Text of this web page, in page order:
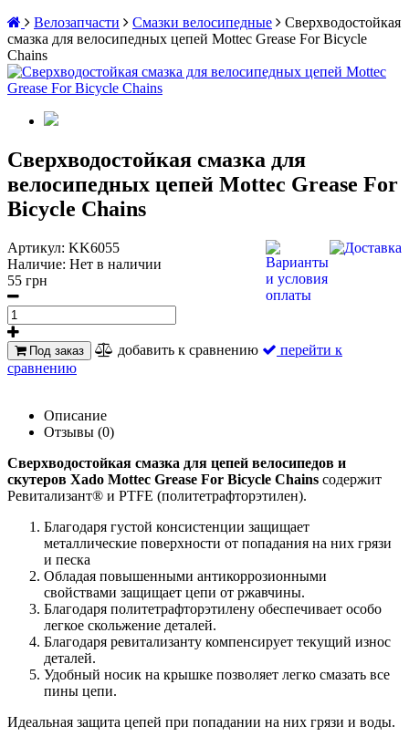
Велозапчасти
Смазки велосипедные
Сверхводостойкая
смазка для велосипедных цепей Mottec Grease For Bicycle
Chains
Сверхводостойкая смазка для
велосипедных цепей Mottec Grease For
Bicycle Chains
Артикул: KK6055
Наличие: Нет в наличии
55 грн
Под заказ добавить к сравнению
перейти к
сравнению
Описание
Отзывы (0)
Сверхводостойкая cмазка для цепей велосипедов и
скутеров Xado Mottec Grease For Bicycle Chains содержит
Ревитализант® и PTFE (политетрафторэтилен).
Благодаря густой консистенции защищает
металлические поверхности от попадания на них грязи
и песка
Обладая повышенными антикоррозионными
свойствами защищает цепи от ржавчины.
Благодаря политетрафторэтилену обеспечивает особо
легкое скольжение деталей.
Благодаря ревитализанту компенсирует текущий износ
деталей.
Удобный носик на крышке позволяет легко смазать все
пины цепи.
Идеальная защита цепей при попадании на них грязи и воды.